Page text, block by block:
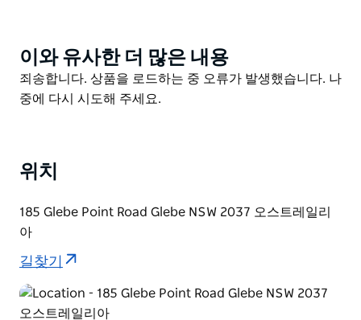
공연을 제공하는 음악 및 예술 프로그램도 운영합니다.
도시 스카이라인을 배경으로 즐기는 황금 시간대의 칵테
일 늦은 시간까지 즐길 수 있는 간단한 안주 라이브 음악
Product
List
이와 유사한 더 많은 내용
Product
List
죄송합니다. 상품을 로드하는 중 오류가 발생했습니다. 나
중에 다시 시도해 주세요.
위치
185 Glebe Point Road Glebe NSW 2037 오스트레일리
아
길찾기